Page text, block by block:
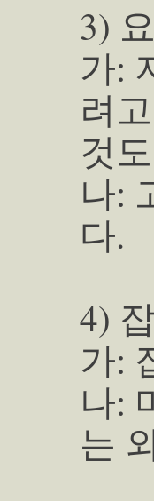
3)
가:
려
것
나:
다.
4)
가:
나:
는